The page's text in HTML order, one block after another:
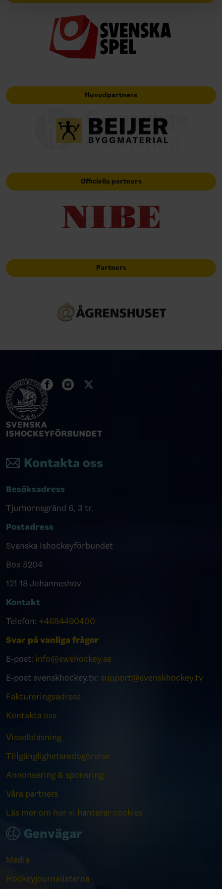
Huvudpartners
Officiella partners
Partners
Kontakta oss
Besöksadress
Tjurhornsgränd 6, 3 tr.
Postadress
Svenska Ishockeyförbundet
Box 5204
121 18 Johanneshov
Kontakt
Telefon: +4684490400
Svar på vanliga frågor
E-post: info@swehockey.se
E-post svenskhockey.tv: support@svenskhockey.tv
Faktureringsadress
Kontakta oss
Visselblåsning
Tillgänglighetsredogörelse
Annonsering & sponsring
Våra partners
Läs mer om hur vi hanterar cookies
Genvägar
Media
Hockeyjournalisterna